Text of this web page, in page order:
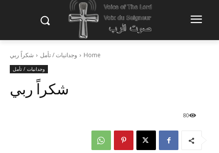
Home وجدانيات / تأمل شكراً ربي
وجدانيات / تأمل
شكراً ربي
80